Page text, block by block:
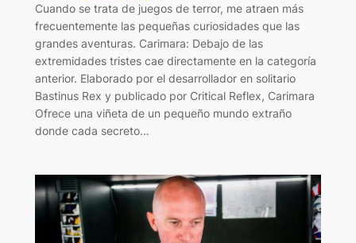
Cuando se trata de juegos de terror, me atraen más
frecuentemente las pequeñas curiosidades que las
grandes aventuras. Carimara: Debajo de las
extremidades tristes cae directamente en la categoría
anterior. Elaborado por el desarrollador en solitario
Bastinus Rex y publicado por Critical Reflex, Carimara
Ofrece una viñeta de un pequeño mundo extraño
donde cada secreto…